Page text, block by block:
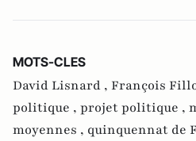
MOTS-CLES
David Lisnard , François
politique , projet politique ,
moyennes , quinquennat de